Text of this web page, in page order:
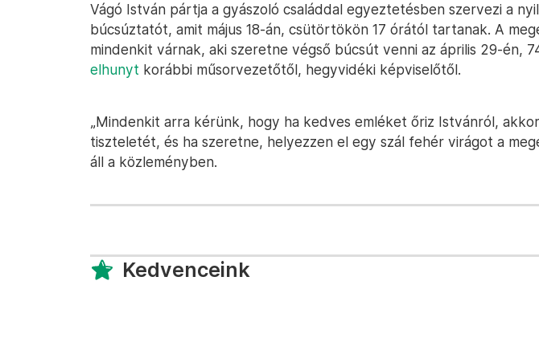
Vágó István pártja a gyászoló családdal egyeztetésben szervezi a
búcsúztatót, amit május 18-án, csütörtökön 17 órától tartanak. A
mindenkit várnak, aki szeretne végső búcsút venni az április 29-én,
elhunyt korábbi műsorvezetőtől, hegyvidéki képviselőtől.
„Mindenkit arra kérünk, hogy ha kedves emléket őriz Istvánról,
tiszteletét, és ha szeretne, helyezzen el egy szál fehér virágot a
áll a közleményben.
Kedvenceink